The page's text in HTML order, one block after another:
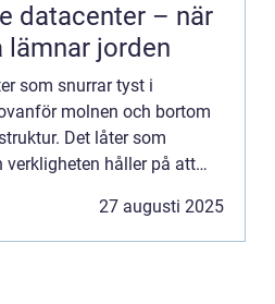
datacenter – när
lämnar jorden
som snurrar tyst i
molnen och bortom
Det låter som
håller på att
27 augusti 2025